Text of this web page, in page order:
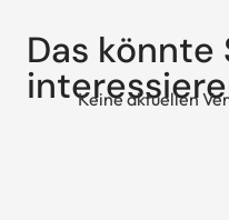
Das könnte
Keine aktuellen